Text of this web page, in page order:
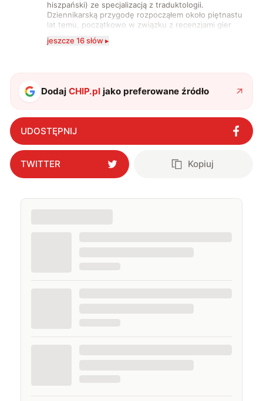
hiszpański) ze specjalizacją z traduktologii.
Dziennikarską przygodę rozpocząłem około piętnastu
lat temu, początkowo w związku z recenzjami gier
zdecydowanie częściej na tematy związane z nauką
także uprawiać oraz oglądać sport.
jeszcze 16 słów ▸
DodajCHIP.pl jako preferowane źródło
UDOSTĘPNIJ
TWITTER Kopiuj